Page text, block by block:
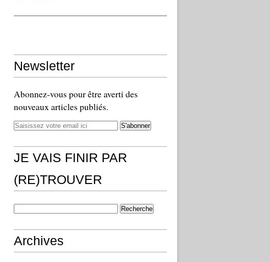
Newsletter
Abonnez-vous pour être averti des
nouveaux articles publiés.
JE VAIS FINIR PAR
(RE)TROUVER
Archives